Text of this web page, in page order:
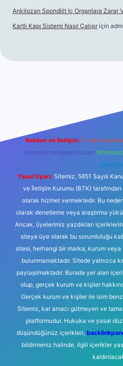
Ankilozan Spondilit Iç Organlara Zarar
Kartlı Kapı Sistemi Nasıl Çalışır için
Reklam ve İletişim: E-mail:
forumhizmeti@gmail.com
Yasal Uyarı: Sitemiz, 5651 Sayılı
ve İletişim Kurumu (BTK) tarafından
olarak hizmet vermektedir. Bu
olarak denetleme veya araştırma
Ancak, üyelerimiz yazdıkları
siteye üye olarak bu sorumluluğu
sitesi, herhangi bir marka, kurum veya
bulunmamaktadır. Sitede yalnızca
paylaşılmaktadır. Burada yer alan
olup, gerçek kurum ve kişiler
Gerçek kurum ve kişiler ile isim
Sitemiz, kar amacı gütmeyen ve
platformudur. Hukuka ve yasal
düşündüğünüz içerikleri,
bildirmeniz halinde, ilgili içerikler